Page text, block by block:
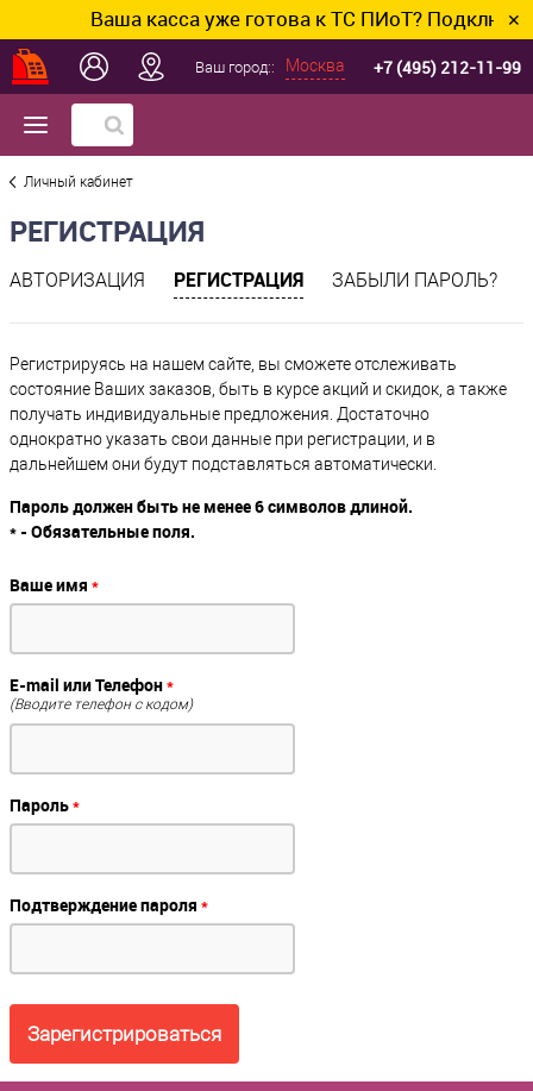
Ваша касса уже готова к ТС ПИоТ? ✕
Ваш город:: Москва +7 (495) 212-11-99
Личный кабинет
РЕГИСТРАЦИЯ
АВТОРИЗАЦИЯ РЕГИСТРАЦИЯ ЗАБЫЛИ ПАРОЛЬ?
Регистрируясь на нашем сайте, вы сможете отслеживать
состояние Ваших заказов, быть в курсе акций и скидок, а также
получать индивидуальные предложения. Достаточно
однократно указать свои данные при регистрации, и в
дальнейшем они будут подставляться автоматически.
Пароль должен быть не менее 6 символов длиной.
* - Обязательные поля.
Ваше имя *
E-mail или Телефон*
(Вводите телефон с кодом)
Пароль*
Подтверждение пароля *